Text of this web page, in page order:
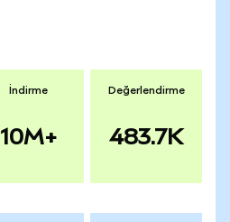
İndirme
10M+
Değerlendirme
483.7K